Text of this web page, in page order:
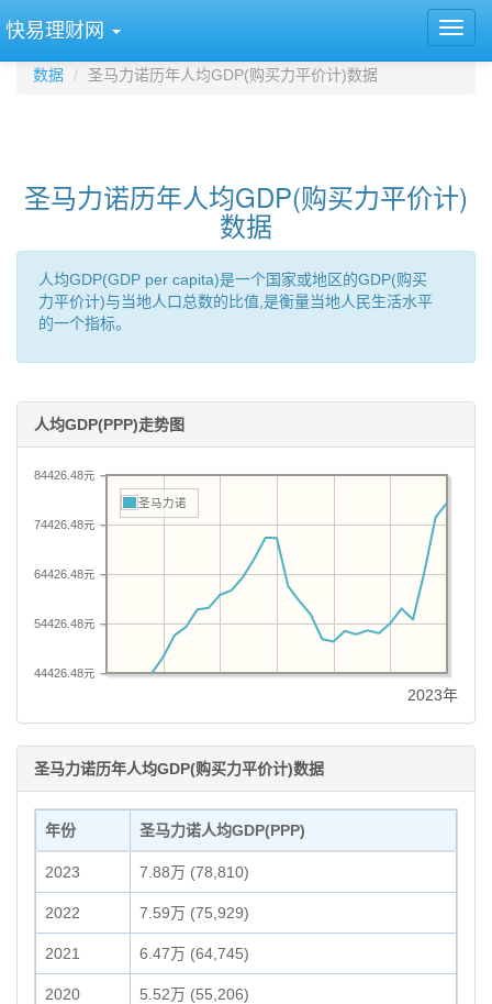
快易理财网
数据 圣马力诺历年人均GDP(购买力平价计)数据
圣马力诺历年人均GDP(购买力平价计)
数据
人均GDP(GDP per capita)是一个国家或地区的GDP(购买
力平价计)与当地人口总数的比值,是衡量当地人民生活水平
的一个指标。
人均GDP(PPP)走势图
44426.48元
54426.48元
64426.48元
74426.48元
84426.48元
圣马力诺
2023年
圣马力诺历年人均GDP(购买力平价计)数据
年份 圣马力诺人均GDP(PPP)
2023 7.88万 (78,810)
2022 7.59万 (75,929)
2021 6.47万 (64,745)
2020 5.52万 (55,206)